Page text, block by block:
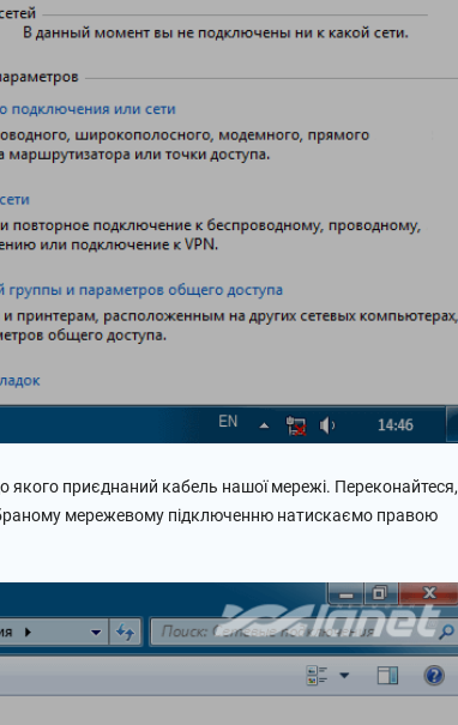
приєднаний кабель нашої мережі. Переконайтеся,
мережевому підключенню натискаємо правою